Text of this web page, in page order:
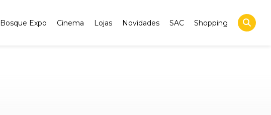
Bosque Expo Cinema Lojas Novidades SAC Shopping